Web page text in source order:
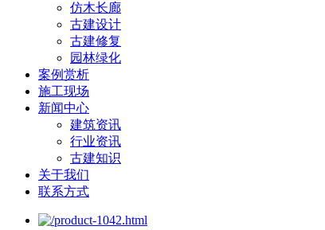
仿木长廊
古建设计
古建修复
园林绿化
案例赏析
施工现场
新闻中心
建筑资讯
行业资讯
古建知识
关于我们
联系方式